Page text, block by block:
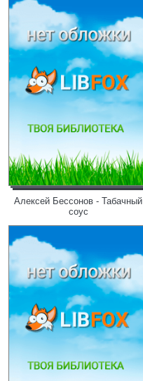
Алексей Бессонов - Табачный
соус